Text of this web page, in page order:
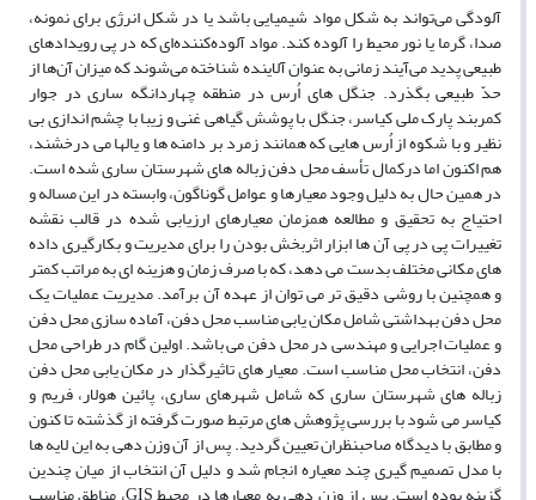
آلودگی می‌تواند به شکل مواد شیمیایی باشد یا در شکل انرژی برای نمونه،
صدا، گرما یا نور محیط را آلوده کند. مواد آلوده‌کننده‌ای که در پی رویدادهای
طبیعی پدید می‌آیند زمانی به عنوان آلاینده شناخته می‌شوند که میزان آن‌ها از
حدّ طبیعی بگذرد. جنگل های اُرس در منطقه چهاردانگه ساری در جوار
کمربند پارک ملی کیاسر، جنگل با پوشش گیاهی غنی و زیبا با چشم اندازی بی
نظیر و با شکوه از اُرس هایی که همانند زمرد بر دامنه ها و یالها می درخشند،
هم اکنون اما درکمال تأسف محل دفن زباله های شهرستان ساری شده است.
در همین حال به دلیل وجود معیارها و عوامل گوناگون، وابسته در این مساله و
احتیاج به تحقیق و مطالعه همزمان معیارهای ارزیابی شده در قالب نقشه
تغییرات پی در پی آن ها ابزار اثربخش بودن را برای مدیریت و بکارگیری داده
های مکانی مختلف بدست می دهد، که با صرف زمان و هزینه ای به مراتب کمتر
و همچنین با روشی دقیق تر می توان از عهده آن برآمد. مدیریت عملیات یک
محل دفن بهداشتی شامل مکان یابی مناسب محل دفن، آماده سازی محل دفن
و عملیات اجرایی و مهندسی در محل دفن می باشد. اولین گام در طراحی محل
دفن، انتخاب محل مناسب است. معیار های تاثیرگذار در مکان یابی محل دفن
زباله های شهرستان ساری که شامل شهرهای ساری، پائین هولار، فریم و
کیاسر می شود با بررسی پژوهش های مرتبط صورت گرفته از گذشته تا کنون
و مطابق با دیدگاه صاحبنظران تعیین گردید. پس از آن وزن دهی به این لایه ها
با مدل تصمیم گیری چند معیاره انجام شد و دلیل آن انتخاب از میان چندین